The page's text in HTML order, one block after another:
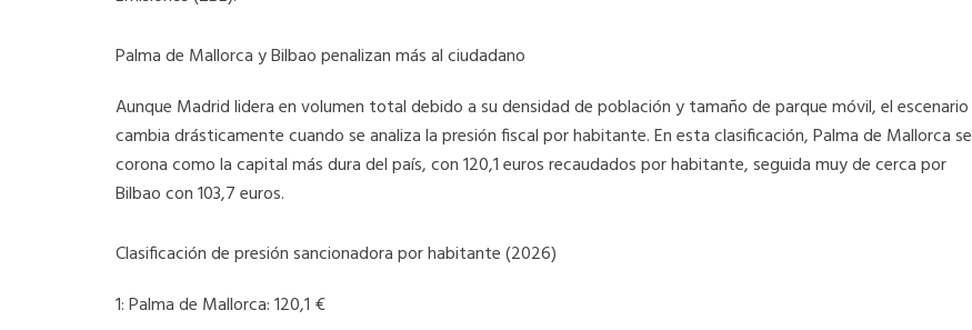
Palma de Mallorca y Bilbao penalizan más al ciudadano
Aunque Madrid lidera en volumen total debido a su densidad de población y tamaño de parque móvil, el escenario
cambia drásticamente cuando se analiza la presión fiscal por habitante. En esta clasificación, Palma de Mallorca se
corona como la capital más dura del país, con 120,1 euros recaudados por habitante, seguida muy de cerca por
Bilbao con 103,7 euros.
Clasificación de presión sancionadora por habitante (2026)
1: Palma de Mallorca: 120,1 €